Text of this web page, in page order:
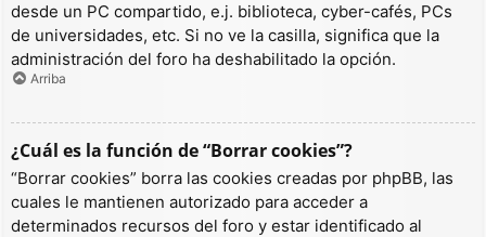
desde un PC compartido, e.j. biblioteca, cyber-cafés, PCs
de universidades, etc. Si no ve la casilla, significa que la
administración del foro ha deshabilitado la opción.
Arriba
¿Cuál es la función de “Borrar cookies”?
“Borrar cookies” borra las cookies creadas por phpBB, las
cuales le mantienen autorizado para acceder a
determinados recursos del foro y estar identificado al